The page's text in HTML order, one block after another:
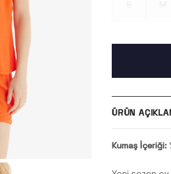
ÜRÜN
Kumaş İçeriği: